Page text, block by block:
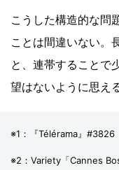
こうした構造的な問
ことは間違いない。
と、連帯することで
望はないように思える
※1：『Télérama』#3826
※2：Variety「Cannes